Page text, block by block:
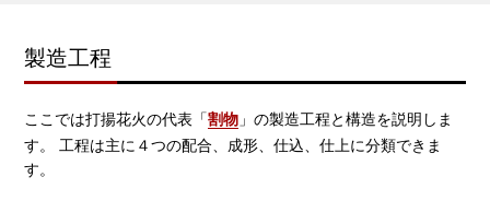
製造工程
ここでは打揚花火の代表「割物 」の製造工程と構造を説明しま
す。 工程は主に４つの配合、成形、仕込、仕上に分類できま
す。